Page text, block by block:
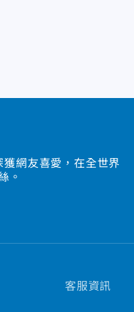
網友喜愛，在全世界
。
客服資訊